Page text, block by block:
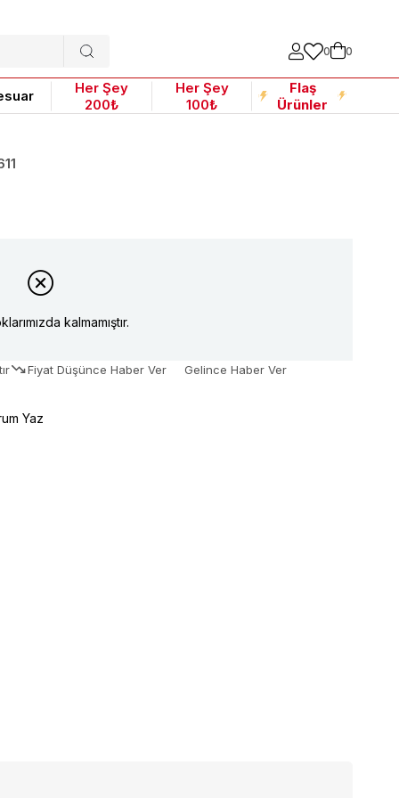
0 0
Her Şey
200₺
Her Şey
100₺
Flaş
Ürünler
kalmamıştır.
Fiyat Düşünce Haber Ver Gelince Haber Ver
Yaz